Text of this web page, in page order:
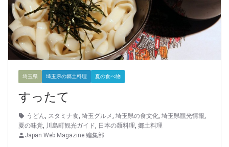
埼玉県 埼玉県の郷土料理 夏の食べ物
すったて
うどん スタミナ食 埼玉グルメ 埼玉県の食文化 埼玉県観光情報
夏の味覚
川島町観光ガイド 日本の麺料理 郷土料理
Japan Web Magazine 編集部